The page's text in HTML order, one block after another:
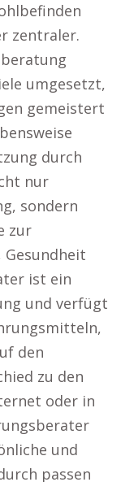
zentraler.
umgesetzt,
gemeistert
durch
nur
sondern
zur
Gesundheit
ist ein
und verfügt
den
zu den
oder in
und
passen